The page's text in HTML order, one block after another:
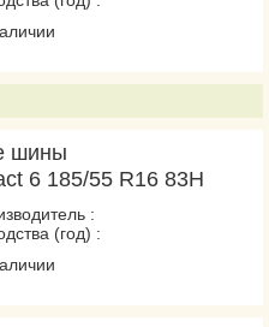
шины
6 185/55 R16 83H
:
(год) :